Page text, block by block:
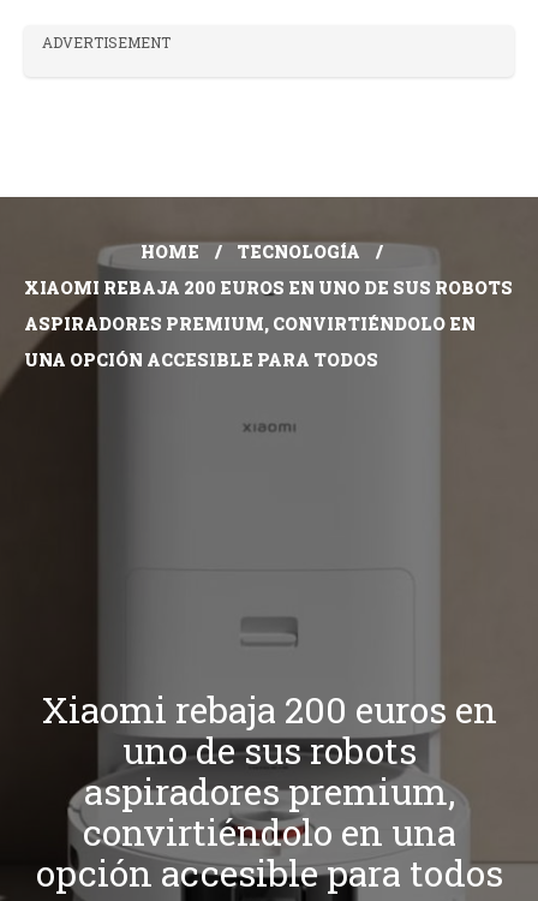
ADVERTISEMENT
HOME
TECNOLOGÍA
XIAOMI REBAJA 200 EUROS EN UNO DE SUS ROBOTS
ASPIRADORES PREMIUM, CONVIRTIÉNDOLO EN
UNA OPCIÓN ACCESIBLE PARA TODOS
Xiaomi rebaja 200 euros en
uno de sus robots
aspiradores premium,
convirtiéndolo en una
opción accesible para todos